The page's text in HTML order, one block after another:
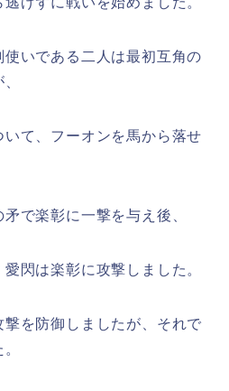
いである二人は最初互角の
て、フーオンを馬から落せ
で楽彰に一撃を与え後、
閃は楽彰に攻撃しました。
を防御しましたが、それで